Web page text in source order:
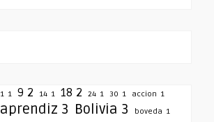
1 1 9 2 14 1 18 2 24 1 30 1 accion 1
aprendiz 3 Bolivia 3 boveda 1